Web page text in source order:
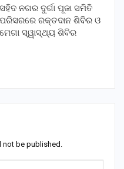
ସହିଦ ନଗର ଦୁର୍ଗା ପୂଜା ସମିତି
ପରିସରରେ ରକ୍ତଦାନ ଶିବିର ଓ
ମେଗା ସ୍ୱାସ୍ଥ୍ୟ ଶିବିର
not be published.